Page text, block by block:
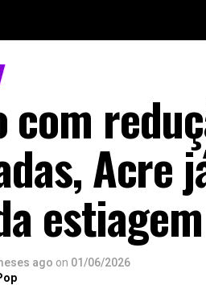
com
Acre
estiagem
ago on 01/06/2026